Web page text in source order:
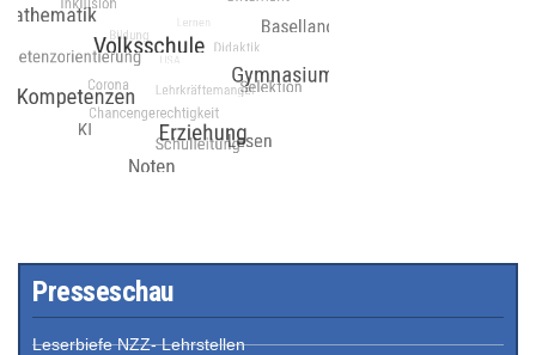
Presseschau
Leserbiefe NZZ- Lehrstellen